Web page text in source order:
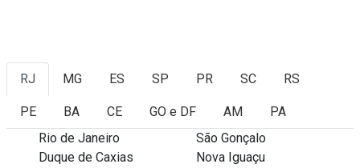
RJ MG ES SP PR SC RS
PE BA CE GO e DF AM
PA
Rio de Janeiro
São Gonçalo
Duque de Caxias
Nova Iguaçu